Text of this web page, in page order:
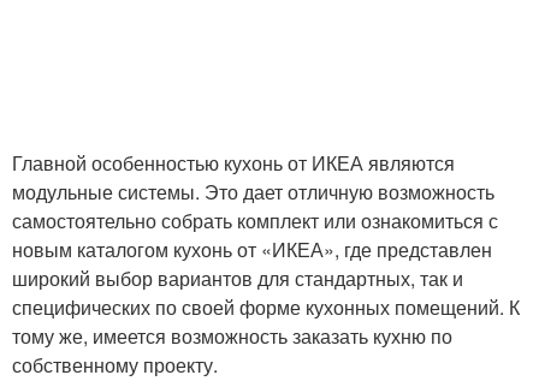
Главной особенностью кухонь от ИКЕА являются
модульные системы. Это дает отличную возможность
самостоятельно собрать комплект или ознакомиться с
новым каталогом кухонь от «ИКЕА», где представлен
широкий выбор вариантов для стандартных, так и
специфических по своей форме кухонных помещений. К
тому же, имеется возможность заказать кухню по
собственному проекту.